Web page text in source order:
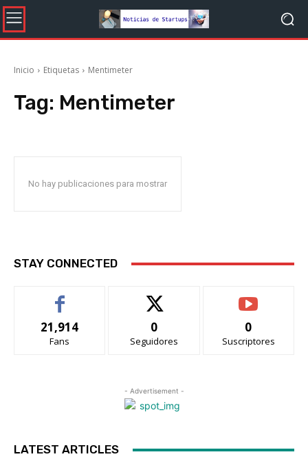
Inicio Etiquetas Mentimeter
Tag: Mentimeter
No hay publicaciones para mostrar
STAY CONNECTED
21,914
Fans
0
Seguidores
0
Suscriptores
- Advertisement -
LATEST ARTICLES